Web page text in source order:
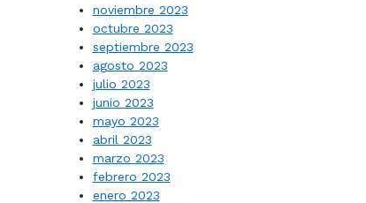
noviembre 2023
octubre 2023
septiembre 2023
agosto 2023
julio 2023
junio 2023
mayo 2023
abril 2023
marzo 2023
febrero 2023
enero 2023